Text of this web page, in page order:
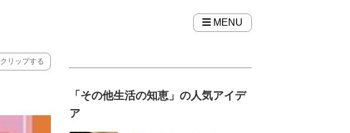
MENU
クリップする
「その他生活の知恵」の人気アイデ
ア